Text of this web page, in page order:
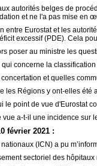
autorités belges de
et ne l'a pas mise en
entre Eurostat et les
excessif (PDE). Cela
poser au ministre les
qui concerne la
et quelles
les Régions y ont-elles été
le point de vue d'Eurostat
vue a-t-il une incidence sur
février 2021 :
nationaux (ICN) a pu
sectoriel des